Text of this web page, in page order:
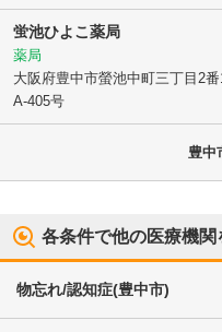
蛍池ひよこ薬局
薬局
大阪府豊中市螢池中町三丁目2
A-405号
豊中
各条件で他の医療機関
物忘れ/認知症(豊中市)